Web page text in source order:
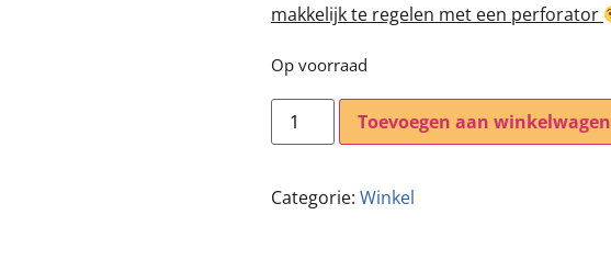
makkelijk te regelen met een perforator
Op voorraad
Toevoegen aan winkelwagen
Categorie: Winkel